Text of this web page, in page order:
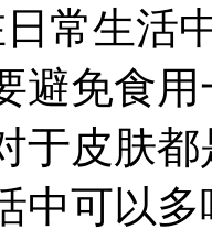
常生活
避免食
于皮肤
中可以